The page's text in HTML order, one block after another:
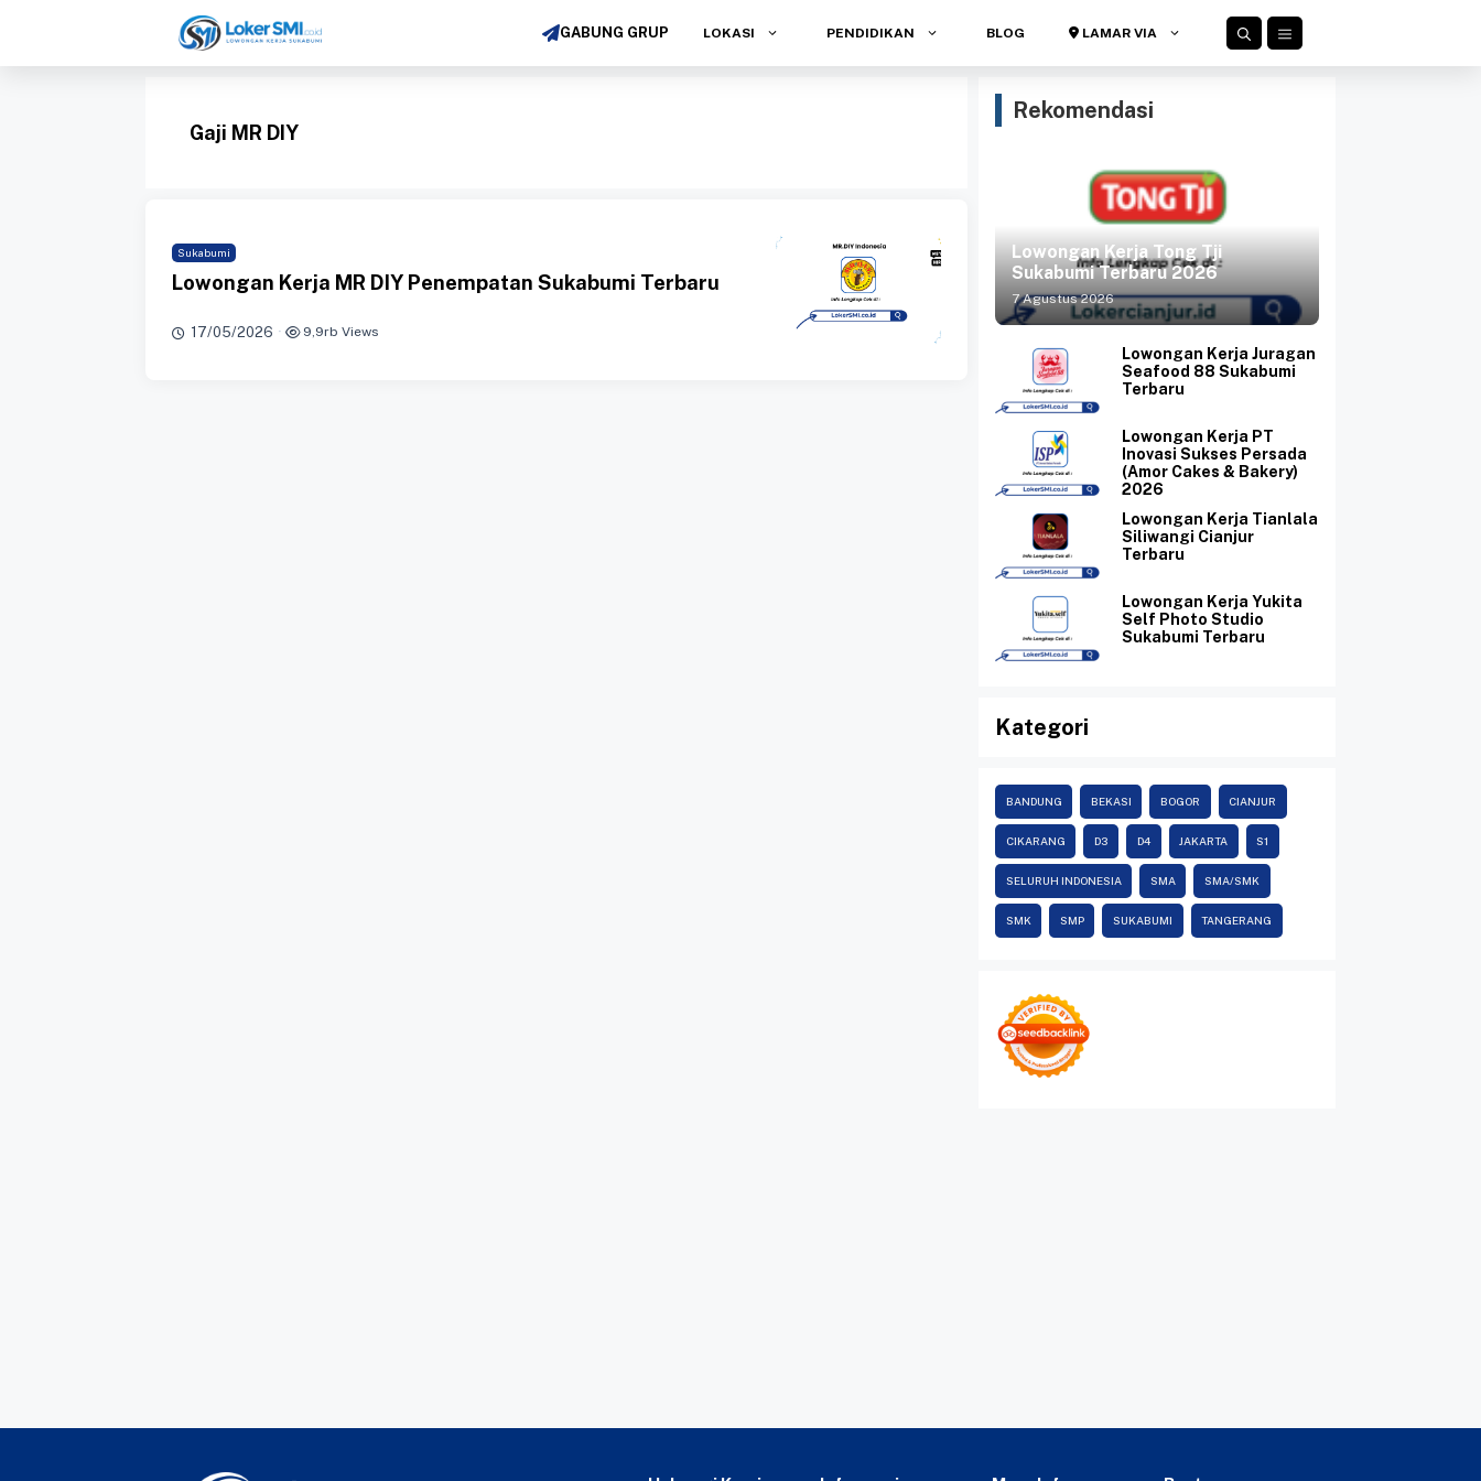
isi
GABUNG GRUP LOKASI PENDIDIKAN BLOG LAMAR VIA
Gaji MR DIY
Sukabumi
Lowongan Kerja MR DIY Penempatan Sukabumi Terbaru
17/05/2026 · 9,9rb Views
Rekomendasi
Lowongan Kerja Tong Tji
Sukabumi Terbaru 2026
7 Agustus 2026
Lowongan Kerja Juragan
Seafood 88 Sukabumi
Terbaru
Lowongan Kerja PT
Inovasi Sukses Persada
(Amor Cakes & Bakery)
2026
Lowongan Kerja Tianlala
Siliwangi Cianjur
Terbaru
Lowongan Kerja Yukita
Self Photo Studio
Sukabumi Terbaru
Kategori
BANDUNG BEKASI BOGOR CIANJUR
CIKARANG D3 D4 JAKARTA S1
SELURUH INDONESIA SMA SMA/SMK
SMK SMP SUKABUMI TANGERANG